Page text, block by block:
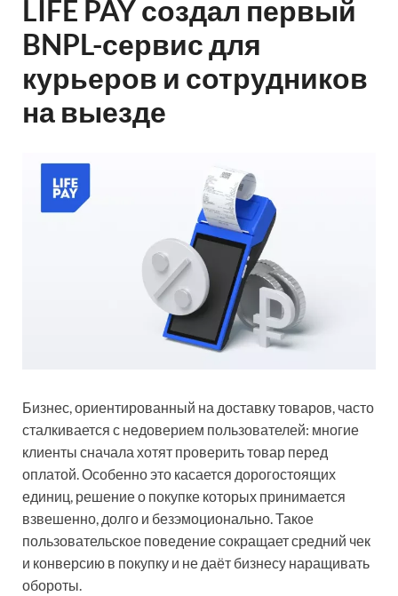
LIFE PAY создал первый
BNPL-сервис для
курьеров и сотрудников
на выезде
Бизнес, ориентированный на доставку товаров, часто
сталкивается с недоверием пользователей: многие
клиенты сначала хотят проверить товар перед
оплатой. Особенно это касается дорогостоящих
единиц, решение о покупке которых принимается
взвешенно, долго и безэмоционально. Такое
пользовательское поведение сокращает средний чек
и конверсию в покупку и не даёт бизнесу наращивать
обороты.